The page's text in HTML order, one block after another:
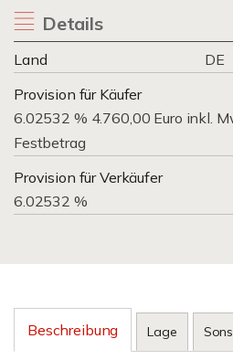
Details
Land
DE
Provision für Käufer
6.02532 % 4.760,00 Euro inkl.
Festbetrag
Provision für Verkäufer
6.02532 %
Beschreibung Lage